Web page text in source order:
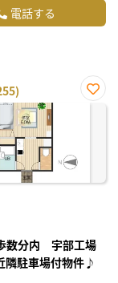
電話する
お気
数分内 宇部工場
隣駐車場付物件♪